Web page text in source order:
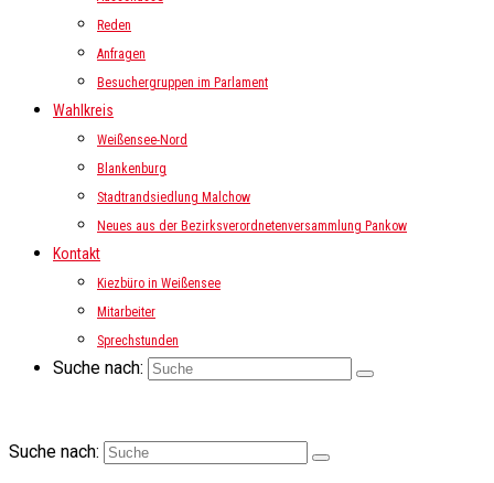
Reden
Anfragen
Besuchergruppen im Parlament
Wahlkreis
Weißensee-Nord
Blankenburg
Stadtrandsiedlung Malchow
Neues aus der Bezirksverordnetenversammlung Pankow
Kontakt
Kiezbüro in Weißensee
Mitarbeiter
Sprechstunden
Suche nach:
Suche nach: